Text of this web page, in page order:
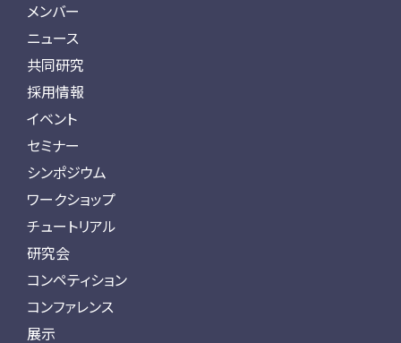
メンバー
ニュース
共同研究
採用情報
イベント
セミナー
シンポジウム
ワークショップ
チュートリアル
研究会
コンペティション
コンファレンス
展示